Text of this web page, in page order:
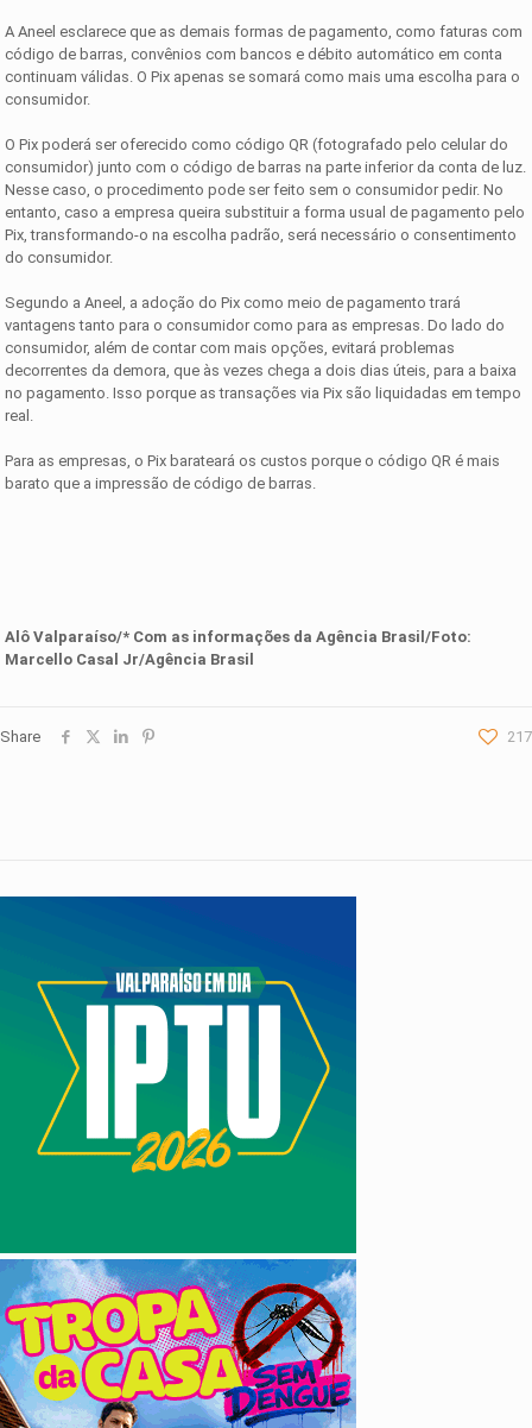
A Aneel esclarece que as demais formas de pagamento, como faturas com
código de barras, convênios com bancos e débito automático em conta
continuam válidas. O Pix apenas se somará como mais uma escolha para o
consumidor.
O Pix poderá ser oferecido como código QR (fotografado pelo celular do
consumidor) junto com o código de barras na parte inferior da conta de luz.
Nesse caso, o procedimento pode ser feito sem o consumidor pedir. No
entanto, caso a empresa queira substituir a forma usual de pagamento pelo
Pix, transformando-o na escolha padrão, será necessário o consentimento
do consumidor.
Segundo a Aneel, a adoção do Pix como meio de pagamento trará
vantagens tanto para o consumidor como para as empresas. Do lado do
consumidor, além de contar com mais opções, evitará problemas
decorrentes da demora, que às vezes chega a dois dias úteis, para a baixa
no pagamento. Isso porque as transações via Pix são liquidadas em tempo
real.
Para as empresas, o Pix barateará os custos porque o código QR é mais
barato que a impressão de código de barras.
Alô Valparaíso/* Com as informações daAgência Brasil/Foto:
Marcello Casal Jr/Agência Brasil
Share 217